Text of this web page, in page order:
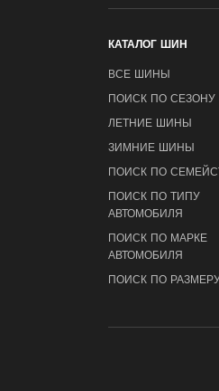
КАТАЛОГ ШИН
ВСЕ ШИНЫ
ПОИСК ПО СЕЗОНУ
ЛЕТНИЕ ШИНЫ
ЗИМНИЕ ШИНЫ
ПОИСК ПО
ПОИСК ПО ТИПУ
АВТОМОБИЛЯ
ПОИСК ПО МАРКЕ
АВТОМОБИЛЯ
ПОИСК ПО